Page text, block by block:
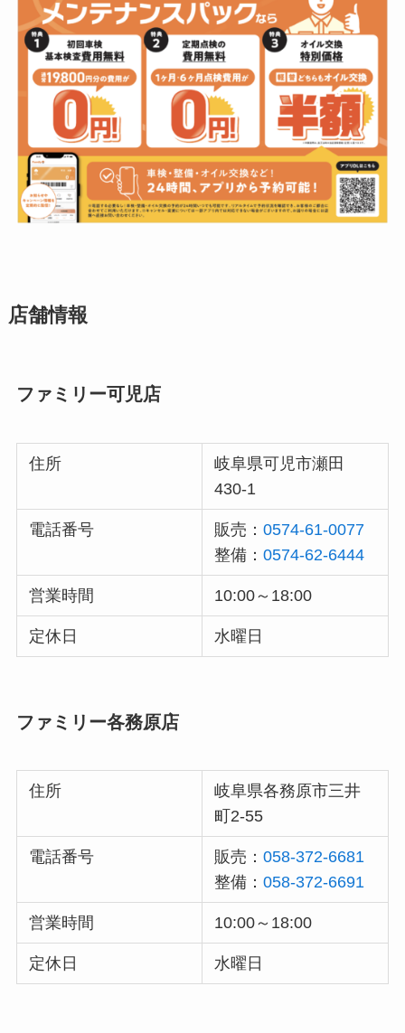
店舗情報
ファミリー可児店
住所
岐阜県可児市瀬田
430-1
電話番号 販売：0574-61-0077
整備：0574-62-6444
営業時間 10:00～18:00
定休日 水曜日
ファミリー各務原店
住所
岐阜県各務原市三井
町2-55
電話番号 販売：058-372-6681
整備：058-372-6691
営業時間 10:00～18:00
定休日 水曜日